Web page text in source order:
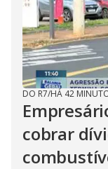
DO R7/HÁ 42
cobrar